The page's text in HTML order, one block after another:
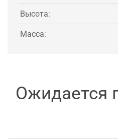
Высота:
Масса:
Ожидается